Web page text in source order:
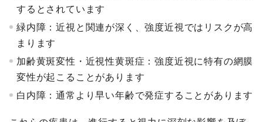
するとされています
緑内障：近視と関連が深く、強度近視ではリスクが高
まります
加齢黄斑変性・近視性黄斑症：強度近視に特有の網膜
変性が起こることがあります
白内障：通常より早い年齢で発症することがあります